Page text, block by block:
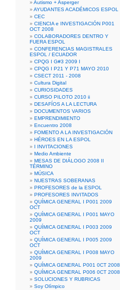
Autismo + Asperger
AYUDANTES ACADÉMICOS ESPOL
CEC
CIENCIA e INVESTIGACIÓN P001
OCT 2008
COLABORADORES DENTRO Y
FUERA ESPOL
CONFERENCIAS MAGISTRALES
ESPOL / ECUADOR
CPQG I G#3 2009 I
CPQG I P21 Y P71 MAYO 2010
CSECT 2011 - 2008
Cultura Digital
CURIOSIDADES
CURSO PILOTO 2010 ii
DESAFÍOS A LA LECTURA
DOCUMENTOS VARIOS
EMPRENDIMIENTO
Encuentro 2008
FOMENTO A LA INVESTIGACIÓN
HÉROES EN LA ESPOL
I INVITACIONES
Medio Ambiente
MESAS DE DIÁLOGO 2008 II
TÉRMINO
MÚSICA
NUESTRAS SOBERANAS
PROFESORES de la ESPOL
PROFESORES INVITADOS
QUÍMICA GENERAL I P001 2009
OCT
QUÍMICA GENERAL I P001 MAYO
2009
QUÍMICA GENERAL I P003 2009
OCT
QUÍMICA GENERAL I P005 2009
OCT
QUÍMICA GENERAL I P008 MAYO
2009
QUÍMICA GENERAL P001 0CT 2008
QUÍMICA GENERAL P006 0CT 2008
SOLUCIONES Y RUBRICAS
Soy Olímpico